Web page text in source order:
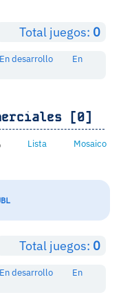
Total juegos: 0
En desarrollo
En
[0]
Lista Mosaico
Total juegos: 0
En desarrollo
En